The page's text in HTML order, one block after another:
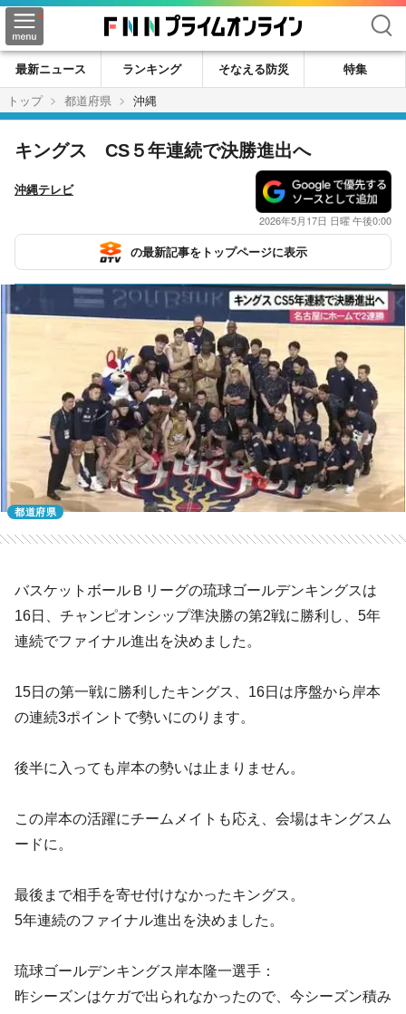
検索
最新ニュース ランキング そなえる防災
特集
トップ
都道府県 沖縄
キングス CS５年連続で決勝進出へ
沖縄テレビ
2026年5月17日 日曜 午後0:00
の最新記事をトップページに表示
都道府県
バスケットボールＢリーグの琉球ゴールデンキングスは
16日、チャンピオンシップ準決勝の第2戦に勝利し、5年
連続でファイナル進出を決めました。
15日の第一戦に勝利したキングス、16日は序盤から岸本
の連続3ポイントで勢いにのります。
後半に入っても岸本の勢いは止まりません。
この岸本の活躍にチームメイトも応え、会場はキングスム
ードに。
最後まで相手を寄せ付けなかったキングス。
5年連続のファイナル進出を決めました。
琉球ゴールデンキングス岸本隆一選手：
昨シーズンはケガで出られなかったので、今シーズン積み